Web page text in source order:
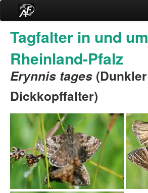
Anmelden
Tagfalter in und um
Rheinland-Pfalz
Erynnis tages (Dunkler
Dickkopffalter)